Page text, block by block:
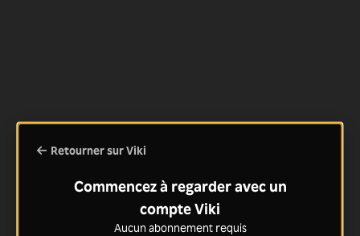
Retourner sur Viki
Commencez à regarder avec un
compte Viki
Aucun abonnement requis